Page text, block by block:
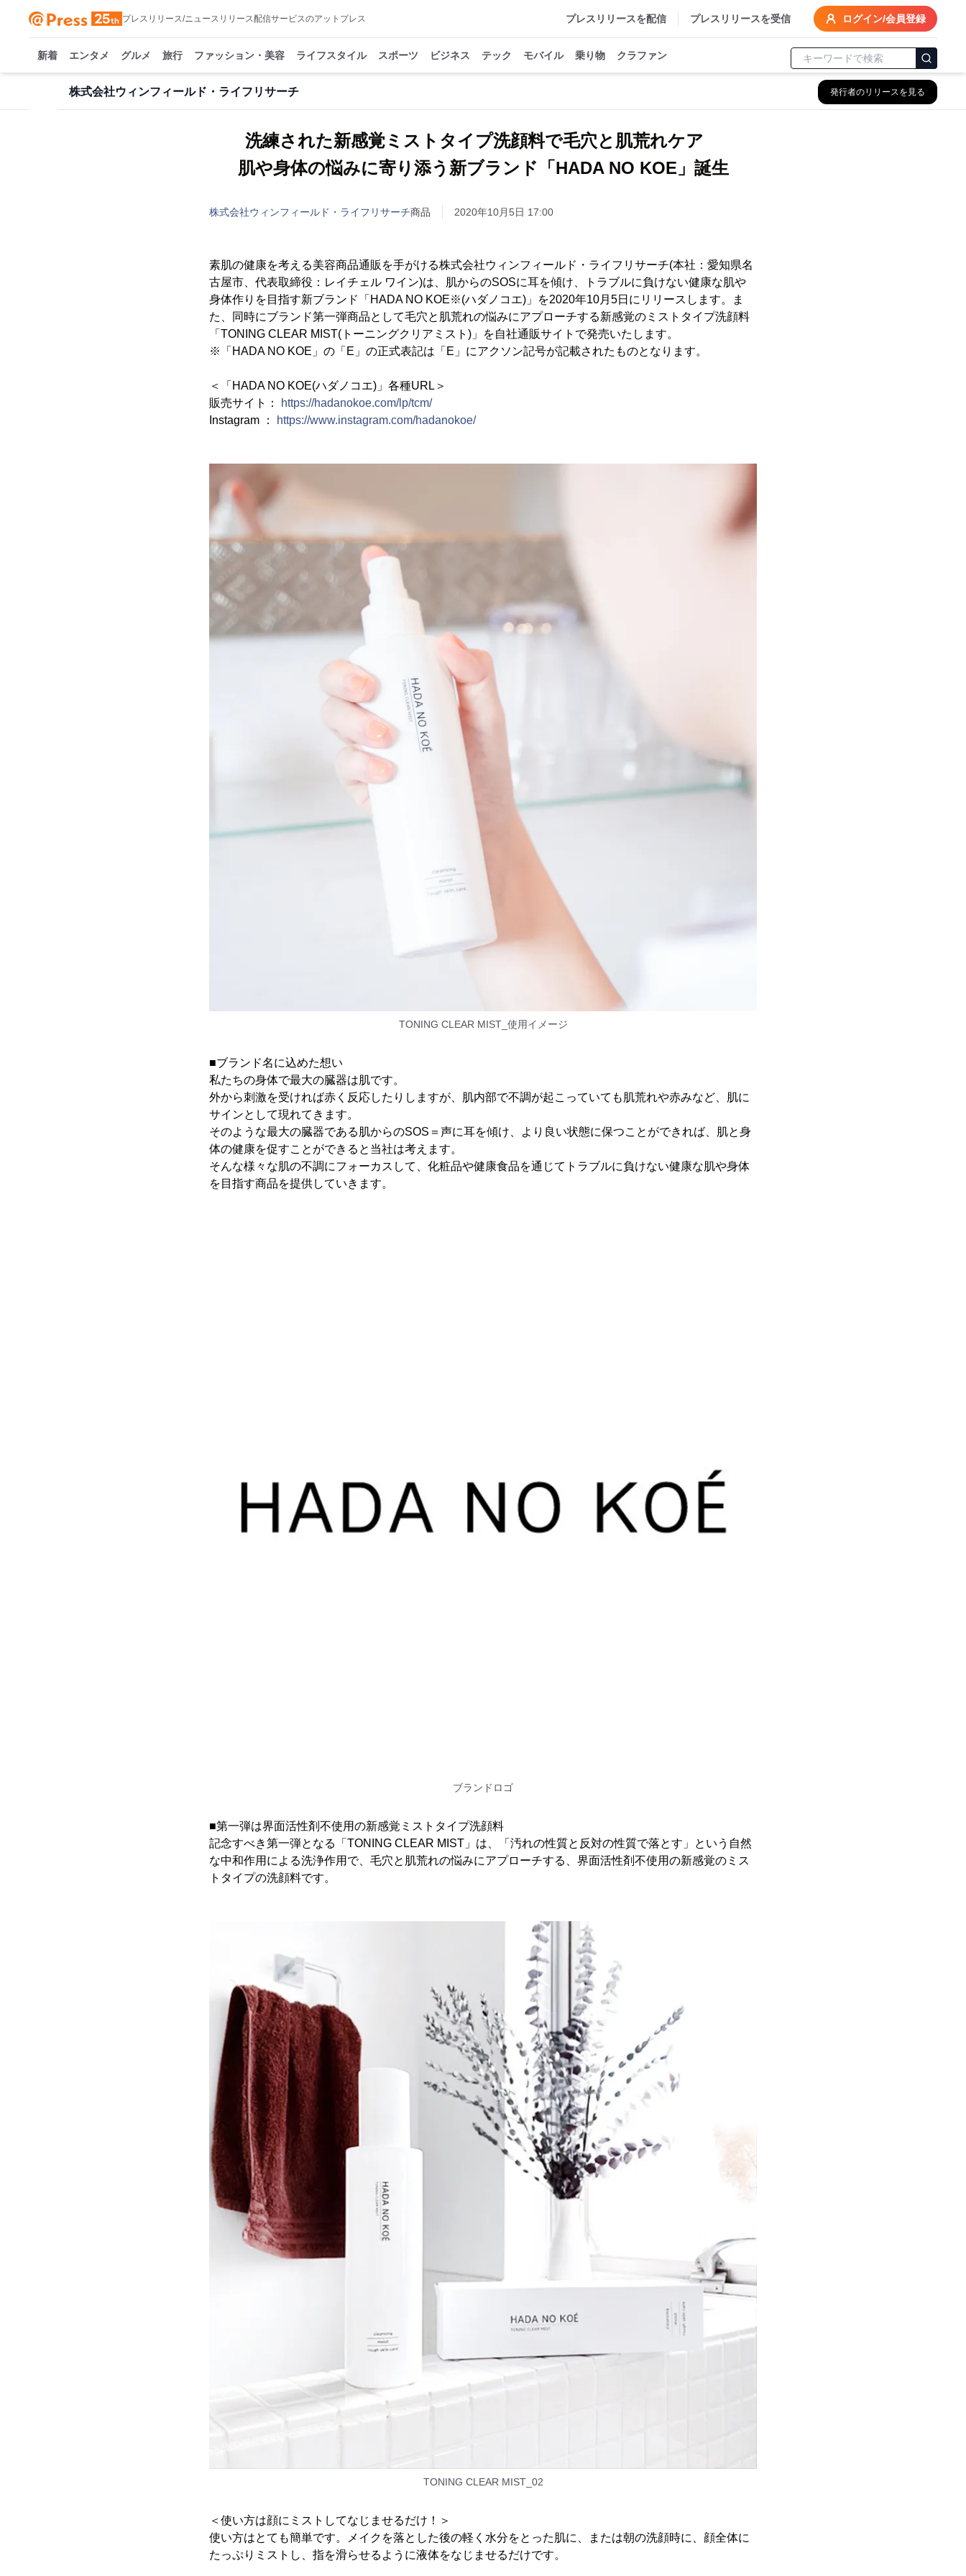
プレスリリース/ニュースリリース配信サービスのアットプレス プレスリリースを配信 プレスリリースを受信 ログイン/会員登録
新着 エンタメ グルメ 旅行 ファッション・美容 ライフスタイル スポーツ ビジネス テック モバイル 乗り物 クラファン
株式会社ウィンフィールド・ライフリサーチ 発行者のリリースを見る
洗練された新感覚ミストタイプ洗顔料で毛穴と肌荒れケア
肌や身体の悩みに寄り添う新ブランド「HADA NO KOE」誕生
株式会社ウィンフィールド・ライフリサーチ商品 2020年10月5日 17:00
素肌の健康を考える美容商品通販を手がける株式会社ウィンフィールド・ライフリサーチ(本社：愛知県名
古屋市、代表取締役：レイチェル ワイン)は、肌からのSOSに耳を傾け、トラブルに負けない健康な肌や
身体作りを目指す新ブランド「HADA NO KOE※(ハダノコエ)」を2020年10月5日にリリースします。ま
た、同時にブランド第一弾商品として毛穴と肌荒れの悩みにアプローチする新感覚のミストタイプ洗顔料
「TONING CLEAR MIST(トーニングクリアミスト)」を自社通販サイトで発売いたします。
※「HADA NO KOE」の「E」の正式表記は「E」にアクソン記号が記載されたものとなります。
＜「HADA NO KOE(ハダノコエ)」各種URL＞
販売サイト：
https://hadanokoe.com/lp/tcm/
Instagram ：
https://www.instagram.com/hadanokoe/
TONING CLEAR MIST_使用イメージ
■ブランド名に込めた想い
私たちの身体で最大の臓器は肌です。
外から刺激を受ければ赤く反応したりしますが、肌内部で不調が起こっていても肌荒れや赤みなど、肌に
サインとして現れてきます。
そのような最大の臓器である肌からのSOS＝声に耳を傾け、より良い状態に保つことができれば、肌と身
体の健康を促すことができると当社は考えます。
そんな様々な肌の不調にフォーカスして、化粧品や健康食品を通じてトラブルに負けない健康な肌や身体
を目指す商品を提供していきます。
ブランドロゴ
■第一弾は界面活性剤不使用の新感覚ミストタイプ洗顔料
記念すべき第一弾となる「TONING CLEAR MIST」は、「汚れの性質と反対の性質で落とす」という自然
な中和作用による洗浄作用で、毛穴と肌荒れの悩みにアプローチする、界面活性剤不使用の新感覚のミス
トタイプの洗顔料です。
TONING CLEAR MIST_02
＜使い方は顔にミストしてなじませるだけ！＞
使い方はとても簡単です。メイクを落とした後の軽く水分をとった肌に、または朝の洗顔時に、顔全体に
たっぷりミストし、指を滑らせるように液体をなじませるだけです。